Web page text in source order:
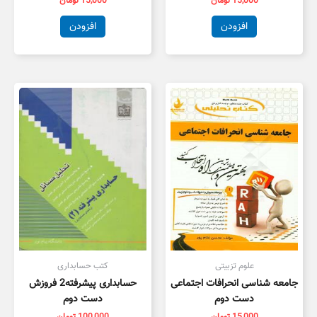
افزودن افزودن
علوم تزبیتی
جامعه شناسی انحرافات اجتماعی
دست دوم
کتب حسابداری
حسابداری پیشرفته2 فروزش
دست دوم